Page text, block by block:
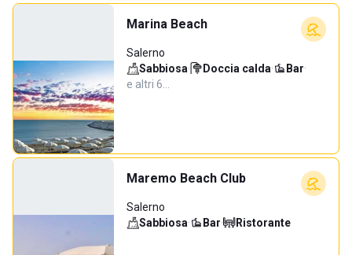
Marina Beach
Salerno
Sabbiosa· Doccia calda· Bar·
e altri 6…
Maremo Beach Club
Salerno
Sabbiosa· Bar· Ristorante